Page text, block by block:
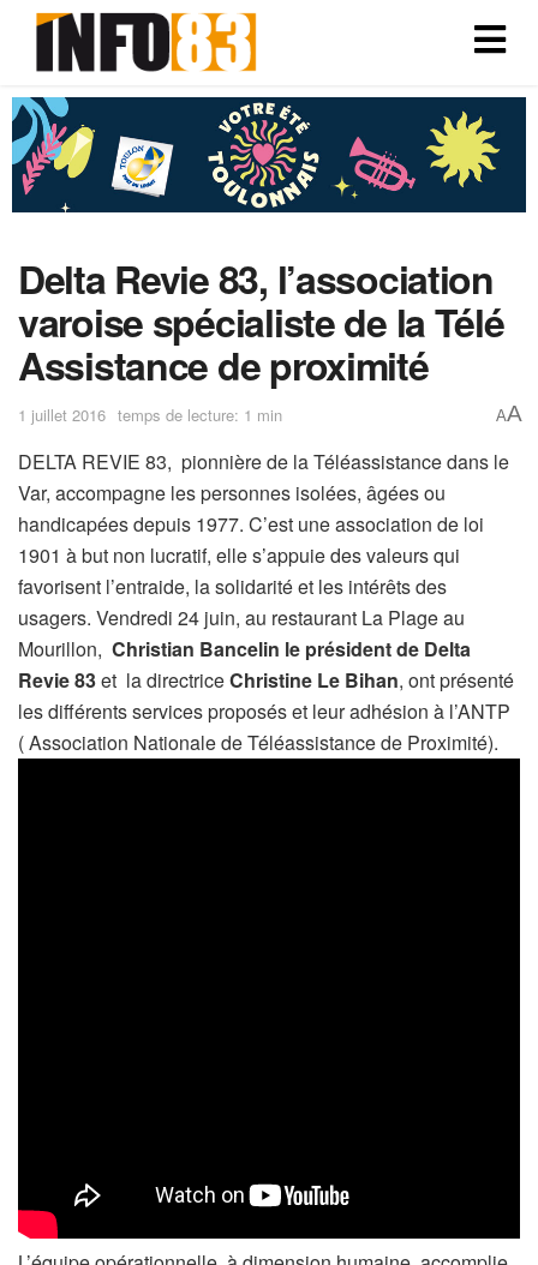
Delta Revie 83, l’association
varoise spécialiste de la Télé
Assistance de proximité
1 juillet 2016 temps de lecture: 1 min AA
DELTA REVIE 83, pionnière de la Téléassistance dans le
Var, accompagne les personnes isolées, âgées ou
handicapées depuis 1977. C’est une association de loi
1901 à but non lucratif, elle s’appuie des valeurs qui
favorisent l’entraide, la solidarité et les intérêts des
usagers. Vendredi 24 juin, au restaurant La Plage au
Mourillon, Christian Bancelin le président de Delta
Revie 83et la directriceChristine Le Bihan, ont présenté
les différents services proposés et leur adhésion à l’ANTP
( Association Nationale de Téléassistance de Proximité).